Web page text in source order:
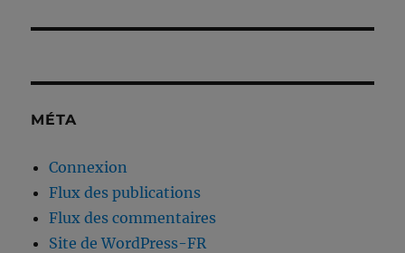
MÉTA
Connexion
Flux des publications
Flux des commentaires
Site de WordPress-FR